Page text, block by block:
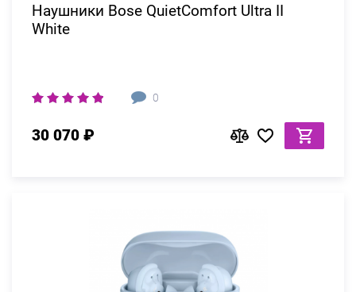
Наушники Bose QuietComfort Ultra II
White
0
30 070 ₽